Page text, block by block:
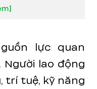
]
lực quan
lao động
trí tuệ, kỹ năng